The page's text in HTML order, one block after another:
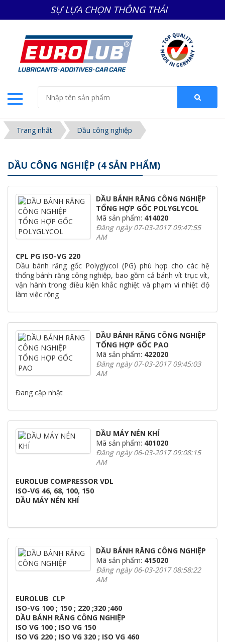
SỰ LỰA CHỌN THÔNG THÁI
Trang nhất Dầu công nghiệp
DẦU CÔNG NGHIỆP (4 SẢN PHẨM)
DẦU BÁNH RĂNG CÔNG NGHIỆP
TỔNG HỢP GỐC POLYGLYCOL
Mã sản phẩm: 414020
Đăng ngày 07-03-2017 09:47:55
AM
CPL PG ISO-VG 220
Dầu bánh răng gốc Polyglycol (PG) phù hợp cho các hệ
thống bánh răng công nghiệp, bao gồm cả bánh vít trục vít,
vận hành trong điều kiện khắc nghiệt và phạm vi nhiệt độ
làm việc rộng
DẦU BÁNH RĂNG CÔNG NGHIỆP
TỔNG HỢP GỐC PAO
Mã sản phẩm: 422020
Đăng ngày 07-03-2017 09:45:03
AM
Đang cập nhật
DẦU MÁY NÉN KHÍ
Mã sản phẩm: 401020
Đăng ngày 06-03-2017 09:08:15
AM
EUROLUB COMPRESSOR VDL
ISO-VG 46, 68, 100, 150
DẦU MÁY NÉN KHÍ
DẦU BÁNH RĂNG CÔNG NGHIỆP
Mã sản phẩm: 415020
Đăng ngày 06-03-2017 08:58:22
AM
EUROLUB CLP
ISO-VG 100 ; 150 ; 220 ;320 ;460
DẦU BÁNH RĂNG CÔNG NGHIỆP
ISO VG 100 ; ISO VG 150
ISO VG 220 ; ISO VG 320 ; ISO VG 460